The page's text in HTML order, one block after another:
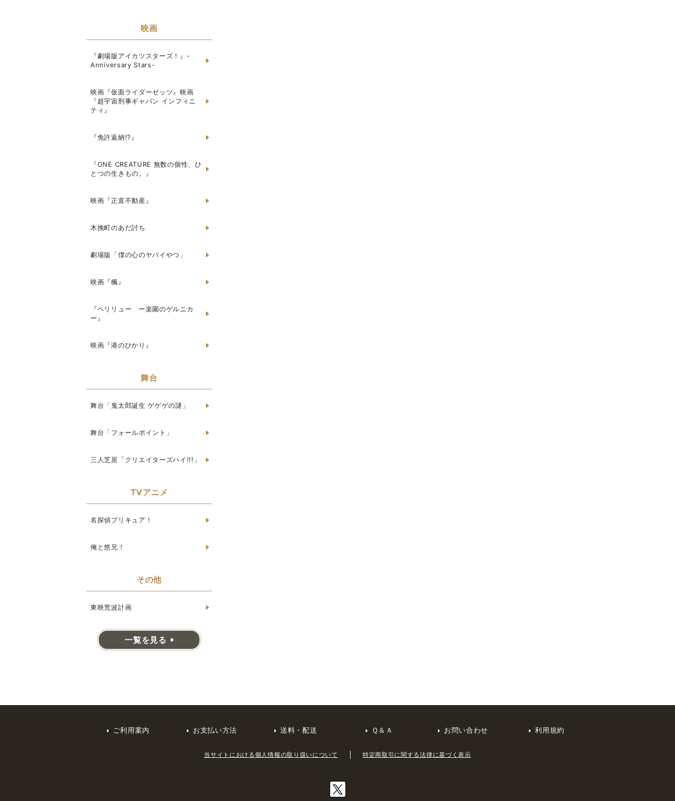
映画
『劇場版アイカツスターズ！』-
Anniversary Stars-
映画『仮面ライダーゼッツ』映画
『超宇宙刑事ギャバン インフィニ
ティ』
『免許返納!?』
『ONE CREATURE 無数の個性、ひ
とつの生きもの。』
映画『正直不動産』
木挽町のあだ討ち
劇場版「僕の心のヤバイやつ」
映画『楓』
『ペリリュー ー楽園のゲルニカ
ー』
映画『港のひかり』
舞台
舞台「鬼太郎誕生 ゲゲゲの謎」
舞台「フォールポイント」
三人芝居「クリエイターズハイ!!!」
TVアニメ
名探偵プリキュア！
俺と悠兄！
その他
東映荒波計画
一覧を見る
ご利用案内 お支払い方法 送料・配送 Ｑ＆Ａ お問い合わせ 利用規約
当サイトにおける個人情報の取り扱いについて 特定商取引に関する法律に基づく表示